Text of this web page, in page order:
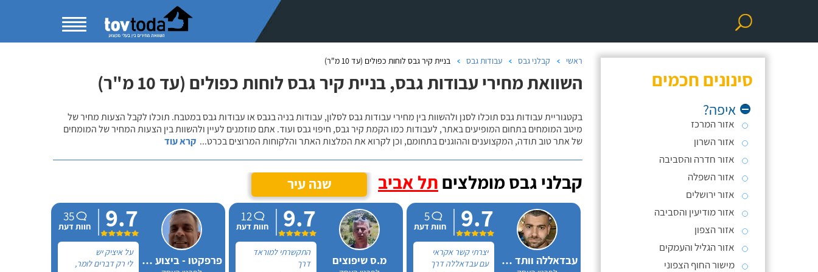
סינונים חכמים
איפה?
אזור המרכז
אזור השרון
אזור חדרה והסביבה
אזור השפלה
אזור ירושלים
אזור מודיעין והסביבה
אזור הצפון
אזור הגליל והעמקים
מישור החוף הצפוני
ראשי קבלני גבס עבודות גבס בניית קיר גבס לוחות כפולים (עד 10 מ"ר)
השוואת מחירי עבודות גבס, בניית קיר גבס לוחות כפולים (עד 10 מ"ר)
בקטגוריית עבודות גבס תוכלו לסנן ולהשוות בין מחירי עבודות גבס לסלון, עבודות בניה בגבס או עבודות גבס במטבח. תוכלו לקבל הצעות מחיר של
מיטב המומחים בתחום המופיעים באתר, לעבודות כמו הקמת קיר גבס, חיפוי גבס ועוד. אתם מוזמנים לעיין ולהשוות בין הצעות המחיר של המומחים
של אתר טוב תודה, המקצוענים וההוגנים בתחומם, וכן לקרוא את המלצות האתר והלקוחות המרוצים בכרט... קרא עוד
קבלני גבס מומלצים תל אביב שנה עיר
עבדאללה וותד שיפוצים
9.7
5
חוות דעת
יצרתי קשר אקראי
עם עבדאללה דרך
מ.ס שיפוצים
9.7
12
חוות דעת
התקשרתי למוראד
דרך
פרפקטו - ביצוע עבודות בנייה
9.7
35
חוות דעת
על איציק יש
לי רק דברים לומר,